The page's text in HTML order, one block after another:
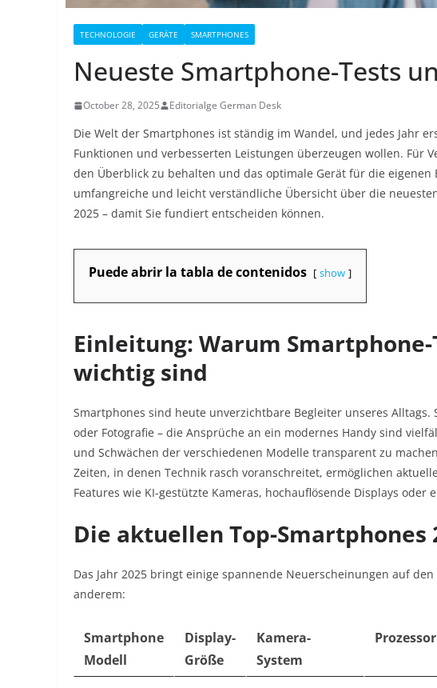
TECHNOLOGIE GERÄTE SMARTPHONES
Neueste Smartphone-Tests
October 28, 2025 Editorialge German Desk
Die Welt der Smartphones ist ständig im Wandel, und jedes Jahr
Funktionen und verbesserten Leistungen überzeugen wollen. Für
den Überblick zu behalten und das optimale Gerät für die
umfangreiche und leicht verständliche Übersicht über die
2025 – damit Sie fundiert entscheiden können.
Puede abrir la tabla de contenidos show
Einleitung: Warum
wichtig sind
Smartphones sind heute unverzichtbare Begleiter unseres
oder Fotografie – die Ansprüche an ein modernes Handy sind
und Schwächen der verschiedenen Modelle transparent zu
Zeiten, in denen Technik rasch voranschreitet, ermöglichen
Features wie KI-gestützte Kameras, hochauflösende Displays oder
Die aktuellen Top-Smartphones
Das Jahr 2025 bringt einige spannende Neuerscheinungen auf
anderem:
Smartphone
Modell
Display-
Größe
Kamera-
System
Prozessor